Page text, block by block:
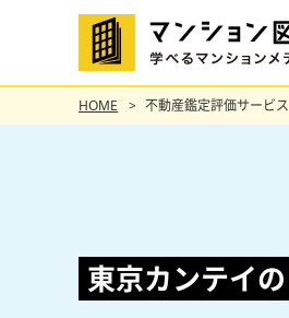
HOME 不動産鑑定評価サービス
東京カンテイの